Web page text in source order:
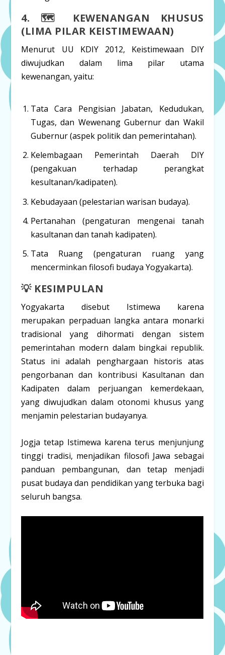
4. 🗺️ KEWENANGAN KHUSUS
(LIMA PILAR KEISTIMEWAAN)
Menurut UU KDIY 2012, Keistimewaan DIY
diwujudkan dalam lima pilar utama
kewenangan, yaitu:
Tata Cara Pengisian Jabatan, Kedudukan,
Tugas, dan Wewenang Gubernur dan Wakil
Gubernur(aspek politik dan pemerintahan).
Kelembagaan Pemerintah Daerah DIY
(pengakuan terhadap perangkat
kesultanan/kadipaten).
Kebudayaan (pelestarian warisan budaya).
Pertanahan (pengaturan mengenai tanah
kasultanan dan tanah kadipaten).
Tata Ruang (pengaturan ruang yang
mencerminkan filosofi budaya Yogyakarta).
💡 KESIMPULAN
Yogyakarta disebut Istimewa karena
merupakan perpaduan langka antara monarki
tradisional yang dihormati dengan sistem
pemerintahan modern dalam bingkai republik.
Status ini adalah penghargaan historis atas
pengorbanan dan kontribusi Kasultanan dan
Kadipaten dalam perjuangan kemerdekaan,
yang diwujudkan dalam otonomi khusus yang
menjamin pelestarian budayanya.
Jogja tetap Istimewa karena terus menjunjung
tinggi tradisi, menjadikan filosofi Jawa sebagai
panduan pembangunan, dan tetap menjadi
pusat budaya dan pendidikan yang terbuka bagi
seluruh bangsa.